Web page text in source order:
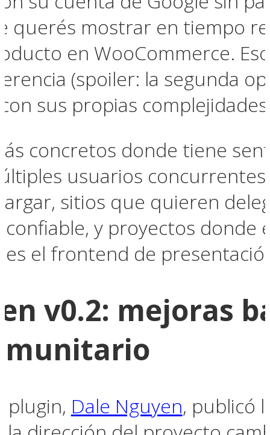
querés mostrar en tiempo
en WooCommerce.
(spoiler: la segunda
sus propias
concretos donde tiene
usuarios
sitios que quieren
y proyectos donde
es el frontend de
v0.2: mejoras
plugin, Dale Nguyen, publicó